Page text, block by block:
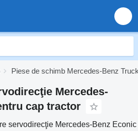
Piese de schimb Mercedes-Benz
Mercedes-
cap tractor
servodirecţie Mercedes-Benz